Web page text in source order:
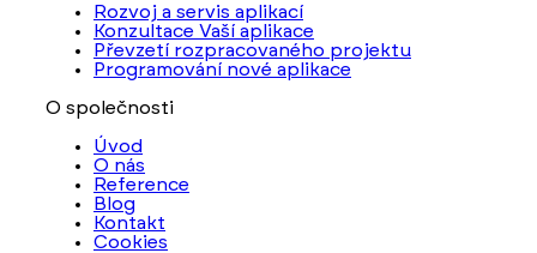
Rozvoj a servis aplikací
Konzultace Vaší aplikace
Převzetí rozpracovaného projektu
Programování nové aplikace
O společnosti
Úvod
O nás
Reference
Blog
Kontakt
Cookies